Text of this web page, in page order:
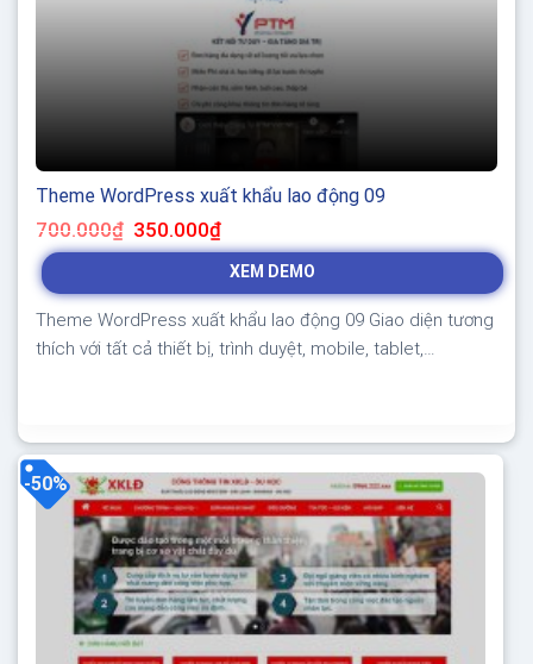
Theme WordPress xuất khẩu lao động 09
700.000₫ Giá
gốc
là:
350.000₫Giá
hiện
tại
là:
XEM DEMO
Theme WordPress xuất khẩu lao động 09 Giao diện tương
thích với tất cả thiết bị, trình duyệt, mobile, tablet,
hoàn toàn 100% không...
-50%